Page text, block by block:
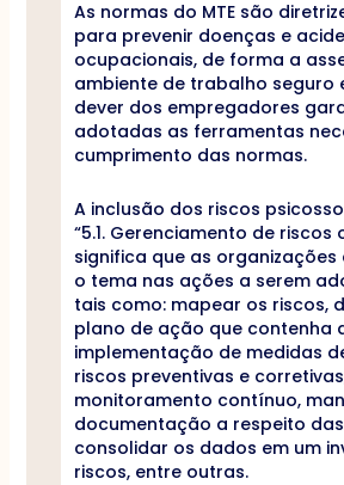
As normas do MTE são
para prevenir doenças e
ocupacionais, de forma a
ambiente de trabalho seguro
dever dos empregadores
adotadas as ferramentas
cumprimento das normas.
A inclusão dos riscos
“5.1. Gerenciamento de riscos
significa que as organizações
o tema nas ações a serem
tais como: mapear os riscos,
plano de ação que contenha
implementação de medidas
riscos preventivas e
monitoramento contínuo,
documentação a respeito
consolidar os dados em um
riscos, entre outras.